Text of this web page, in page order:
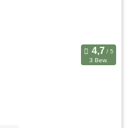
3 Bew.